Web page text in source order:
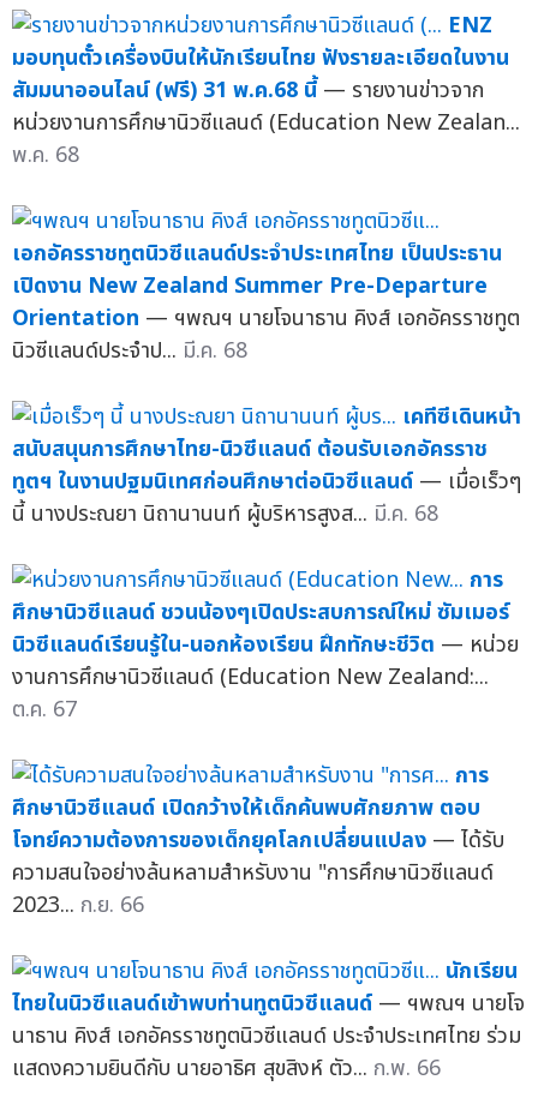
ENZ
มอบทุนตั๋วเครื่องบินให้นักเรียนไทย ฟังรายละเอียดในงาน
สัมมนาออนไลน์ (ฟรี) 31 พ.ค.68 นี้ — รายงานข่าวจาก
หน่วยงานการศึกษานิวซีแลนด์ (Education New Zealan...
พ.ค. 68
เอกอัครราชทูตนิวซีแลนด์ประจำประเทศไทย เป็นประธาน
เปิดงาน New Zealand Summer Pre-Departure
Orientation — ฯพณฯ นายโจนาธาน คิงส์ เอกอัครราชทูต
นิวซีแลนด์ประจำป... มี.ค. 68
เคทีซีเดินหน้า
สนับสนุนการศึกษาไทย-นิวซีแลนด์ ต้อนรับเอกอัครราช
ทูตฯ ในงานปฐมนิเทศก่อนศึกษาต่อนิวซีแลนด์ — เมื่อเร็วๆ
นี้ นางประณยา นิถานานนท์ ผู้บริหารสูงส... มี.ค. 68
การ
ศึกษานิวซีแลนด์ ชวนน้องๆเปิดประสบการณ์ใหม่ ซัมเมอร์
นิวซีแลนด์เรียนรู้ใน-นอกห้องเรียน ฝึกทักษะชีวิต — หน่วย
งานการศึกษานิวซีแลนด์ (Education New Zealand:...
ต.ค. 67
การ
ศึกษานิวซีแลนด์ เปิดกว้างให้เด็กค้นพบศักยภาพ ตอบ
โจทย์ความต้องการของเด็กยุคโลกเปลี่ยนแปลง — ได้รับ
ความสนใจอย่างล้นหลามสำหรับงาน "การศึกษานิวซีแลนด์
2023... ก.ย. 66
นักเรียน
ไทยในนิวซีแลนด์เข้าพบท่านทูตนิวซีแลนด์ — ฯพณฯ นายโจ
นาธาน คิงส์ เอกอัครราชทูตนิวซีแลนด์ ประจำประเทศไทย ร่วม
แสดงความยินดีกับ นายอาธิศ สุขสิงห์ ตัว... ก.พ. 66